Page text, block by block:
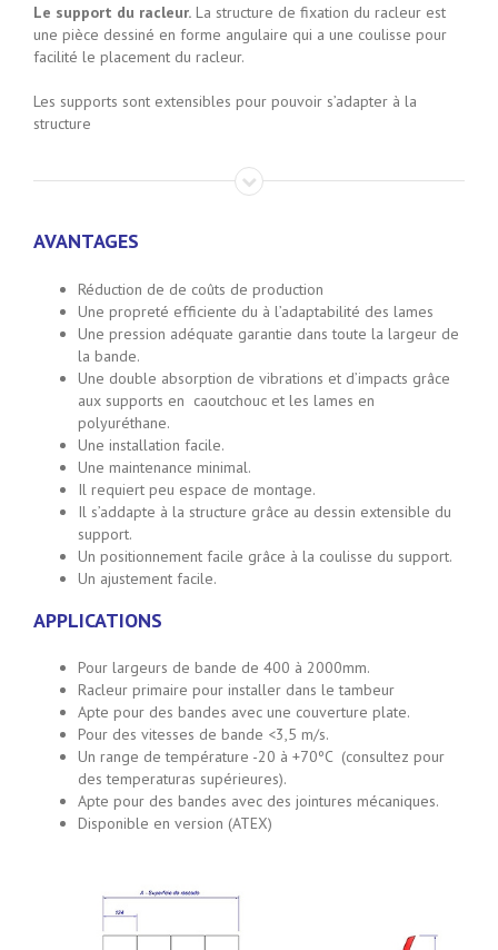
Le support du racleur. La structure de fixation du racleur est
une pièce dessiné en forme angulaire qui a une coulisse pour
facilité le placement du racleur.
Les supports sont extensibles pour pouvoir s’adapter à la
structure
AVANTAGES
Réduction de de coûts de production
Une propreté efficiente du à l’adaptabilité des lames
Une pression adéquate garantie dans toute la largeur de
la bande.
Une double absorption de vibrations et d’impacts grâce
aux supports en caoutchouc et les lames en
polyuréthane.
Une installation facile.
Une maintenance minimal.
Il requiert peu espace de montage.
Il s’addapte à la structure grâce au dessin extensible du
support.
Un positionnement facile grâce à la coulisse du support.
Un ajustement facile.
APPLICATIONS
Pour largeurs de bande de 400 à 2000mm.
Racleur primaire pour installer dans le tambeur
Apte pour des bandes avec une couverture plate.
Pour des vitesses de bande <3,5 m/s.
Un range de température -20 à +70ºC (consultez pour
des temperaturas supérieures).
Apte pour des bandes avec des jointures mécaniques.
Disponible en version (ATEX)